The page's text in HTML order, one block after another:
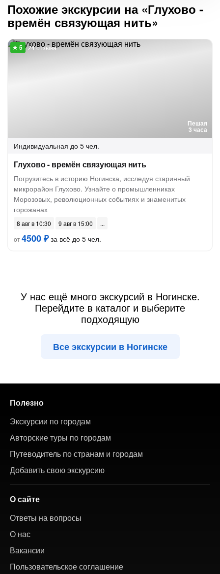
Похожие экскурсии на «Глухово -
времён связующая нить»
Пешая
3 часа
24 отзыва
Индивидуальная до 5 чел.
Глухово - времён связующая нить
Погрузитесь в историю Ногинска, исследуя старинный
микрорайон Глухово. Узнайте о промышленниках
Морозовых, революционных событиях и знаменитых
горожанах
8 авг в 10:30
9 авг в 15:00
от4500 ₽за всё до 5 чел.
У нас ещё много экскурсий в Ногинске.
Перейдите в каталог и выберите
подходящую
Все экскурсии в Ногинске
Полезно
Экскурсии по городам
Авторские туры по городам
Путеводитель по странам и городам
Добавить свою экскурсию
О сайте
Ответы на вопросы
О нас
Вакансии
Пользовательское соглашение